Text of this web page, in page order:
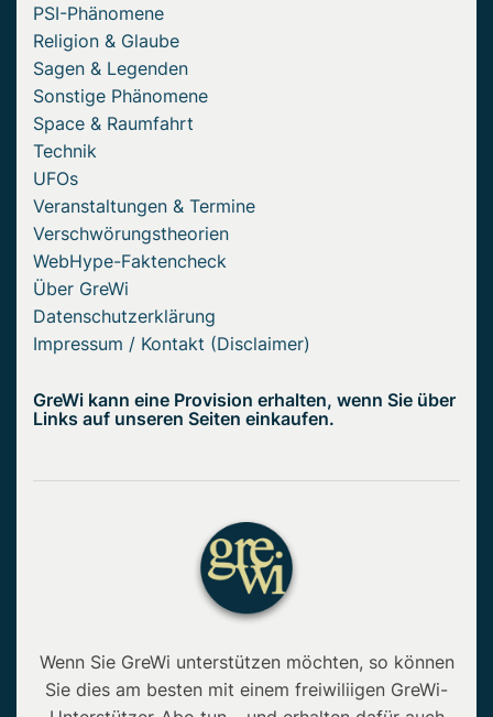
PSI-Phänomene
Religion & Glaube
Sagen & Legenden
Sonstige Phänomene
Space & Raumfahrt
Technik
UFOs
Veranstaltungen & Termine
Verschwörungstheorien
WebHype-Faktencheck
Über GreWi
Datenschutzerklärung
Impressum / Kontakt (Disclaimer)
GreWi kann eine Provision erhalten, wenn Sie über
Links auf unseren Seiten einkaufen.
Wenn Sie GreWi unterstützen möchten, so können
Sie dies am besten mit einem freiwiliigen GreWi-